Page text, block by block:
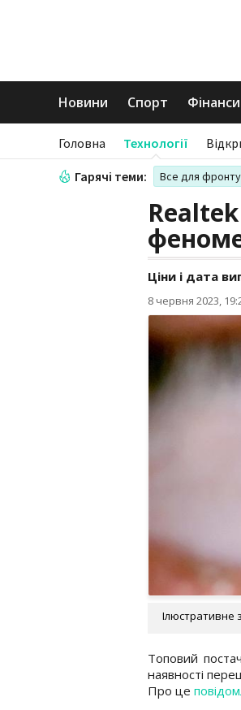
Новини Спорт Фінанси
Головна Технології
Гарячі теми: Все для фронту
Ціни і дата
8 червня 2023,
Ілюстративне
Топовий
наявності
Про це